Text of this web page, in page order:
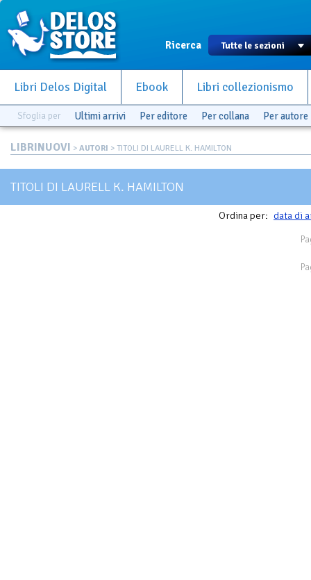
Ricerca
Libri Delos Digital Ebook Libri collezionismo
Sfoglia per Ultimi arrivi Per editore Per collana Per autore
LIBRINUOVI > AUTORI > TITOLI DI LAURELL K. HAMILTON
TITOLI DI LAURELL K. HAMILTON
Ordina per: data di